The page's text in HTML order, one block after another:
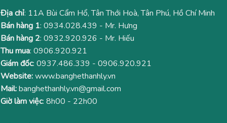
Địa chỉ: 11A Bùi Cẩm Hổ, Tân Thới Hoà, Tân Phú, Hồ Chí Minh
Bán hàng 1: 0934.028.439 - Mr. Hưng
Bán hàng 2: 0932.920.926 - Mr. Hiếu
Thu mua: 0906.920.921
Giám đốc: 0937.486.339 - 0906.920.921
Website:www.banghethanhly.vn
Mail:banghethanhly.vn@gmail.com
Giờ làm việc: 8h00 - 22h00